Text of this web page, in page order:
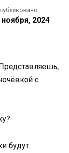
ноября, 2024
с
будут.